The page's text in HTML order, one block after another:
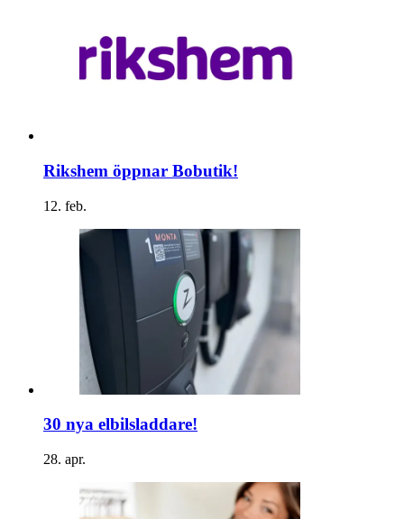
Rikshem öppnar Bobutik!
12. feb.
30 nya elbilsladdare!
28. apr.